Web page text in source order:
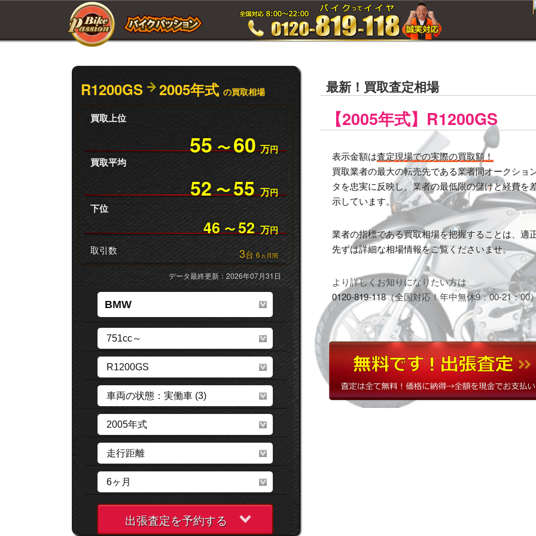
最新！買取査定相場
【2005年式】R1200GS
表示金額は査定現場での実際の買取額！
買取業者の最大の転売先である業者間オークショ
タを忠実に反映し、業者の最低限の儲けと経費を
示しています。
業者の指標である買取相場を把握することは、適
先ずは詳細な相場情報をご覧くださいませ。
より詳しくお知りになりたい方は
0120-819-118（全国対応！年中無休9：00-21：00
R1200GS 2005年式 の買取相場
買取上位
55 〜60 万円
買取平均
52 〜55 万円
下位
46 〜52 万円
取引数 3台 6 ヵ月間
データ最終更新：2026年07月31日
出張査定を予約する